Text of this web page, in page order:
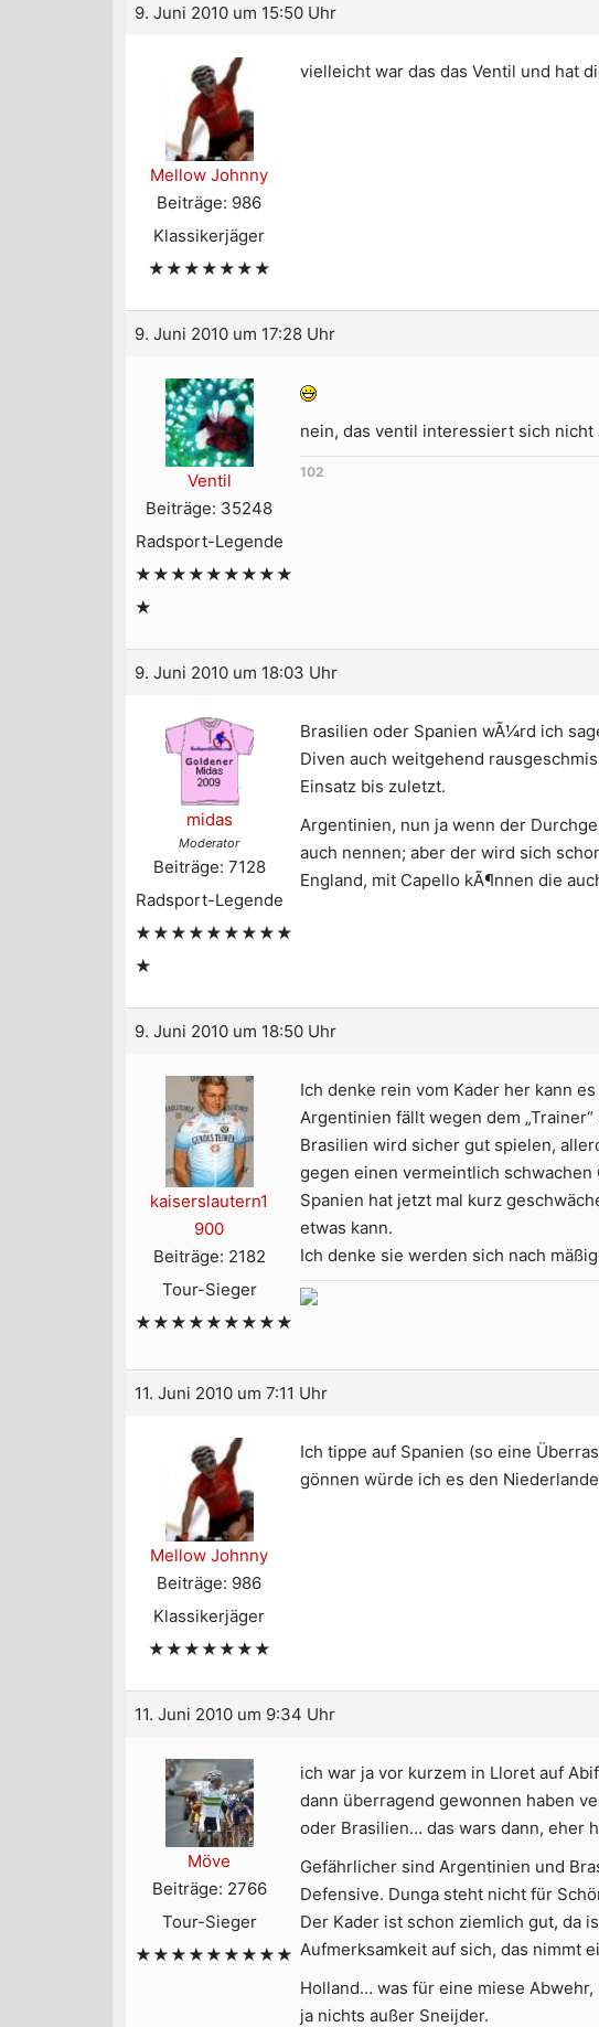
9. Juni 2010 um 15:50 Uhr
Mellow Johnny
Beiträge: 986
Klassikerjäger
★★★★★★★
vielleicht war das das Ventil und hat
9. Juni 2010 um 17:28 Uhr
Ventil
Beiträge: 35248
Radsport-Legende
★★★★★★★★★
★
nein, das ventil interessiert sich nicht
102
9. Juni 2010 um 18:03 Uhr
midas
Moderator
Beiträge: 7128
Radsport-Legende
★★★★★★★★★
★
Brasilien oder Spanien wÃ¼rd ich
Diven auch weitgehend
Einsatz bis zuletzt.
Argentinien, nun ja wenn der
auch nennen; aber der wird sich
England, mit Capello kÃ¶nnen die
9. Juni 2010 um 18:50 Uhr
kaiserslautern1
900
Beiträge: 2182
Tour-Sieger
★★★★★★★★★
Ich denke rein vom Kader her kann
Argentinien fällt wegen dem
Brasilien wird sicher gut spielen,
gegen einen vermeintlich schwachen
Spanien hat jetzt mal kurz
etwas kann.
Ich denke sie werden sich nach
11. Juni 2010 um 7:11 Uhr
Mellow Johnny
Beiträge: 986
Klassikerjäger
★★★★★★★
Ich tippe auf Spanien (so eine
gönnen würde ich es den
11. Juni 2010 um 9:34 Uhr
Möve
Beiträge: 2766
Tour-Sieger
★★★★★★★★★
ich war ja vor kurzem in Lloret auf
dann überragend gewonnen haben
oder Brasilien… das wars dann, eher
Gefährlicher sind Argentinien und
Defensive. Dunga steht nicht für
Der Kader ist schon ziemlich gut, da
Aufmerksamkeit auf sich, das nimmt
Holland… was für eine miese
ja nichts außer Sneijder.